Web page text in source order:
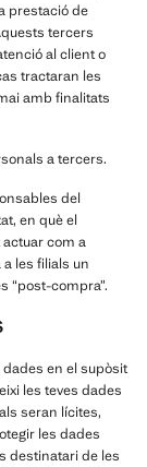
prestació de
tercers
al client o
tractaran les
amb finalitats
a tercers.
del
en què el
com a
les filials un
“post-compra”.
en el supòsit
les teves dades
seran lícites,
les dades
destinatari de les